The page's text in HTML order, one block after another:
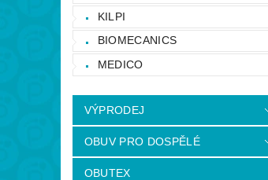
KILPI
BIOMECANICS
MEDICO
VÝPRODEJ
OBUV PRO DOSPĚLÉ
OBUTEX